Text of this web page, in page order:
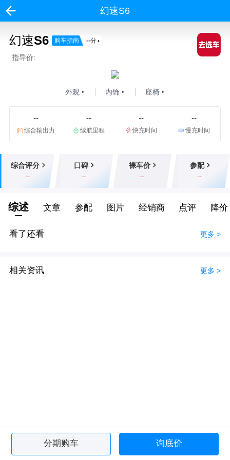
幻速S6
幻速S6 购车指南 --分
指导价:
外观 内饰 座椅
--
综合输出力
--
续航里程
--
快充时间
--
慢充时间
综合评分
--
口碑
--
裸车价
--
参配
--
综述 文章 参配 图片 经销商 点评 降价
看了还看 更多 >
相关资讯 更多 >
分期购车 询底价